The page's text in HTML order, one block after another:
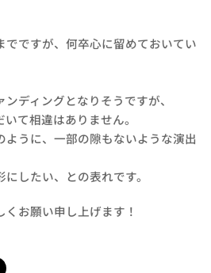
ですが、何卒心に留めておいてい
ディングとなりそうですが、
て相違はありません。
ように、一部の隙もないような演出
したい、との表れです。
お願い申し上げます！